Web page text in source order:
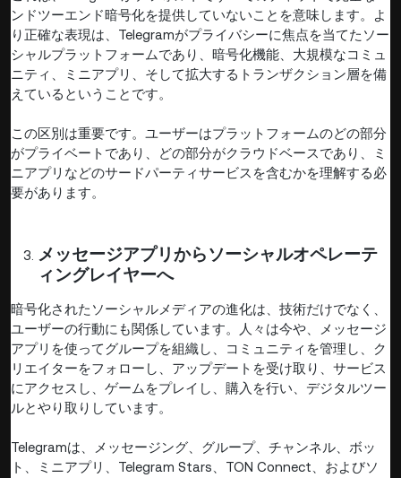
ンドツーエンド暗号化を提供していないことを意味します。よ
り正確な表現は、Telegramがプライバシーに焦点を当てたソー
シャルプラットフォームであり、暗号化機能、大規模なコミュ
ニティ、ミニアプリ、そして拡大するトランザクション層を備
えているということです。
この区別は重要です。ユーザーはプラットフォームのどの部分
がプライベートであり、どの部分がクラウドベースであり、ミ
ニアプリなどのサードパーティサービスを含むかを理解する必
要があります。
メッセージアプリからソーシャルオペレーテ
ィングレイヤーへ
暗号化されたソーシャルメディアの進化は、技術だけでなく、
ユーザーの行動にも関係しています。人々は今や、メッセージ
アプリを使ってグループを組織し、コミュニティを管理し、ク
リエイターをフォローし、アップデートを受け取り、サービス
にアクセスし、ゲームをプレイし、購入を行い、デジタルツー
ルとやり取りしています。
Telegramは、メッセージング、グループ、チャンネル、ボッ
ト、ミニアプリ、Telegram Stars、TON Connect、およびソ